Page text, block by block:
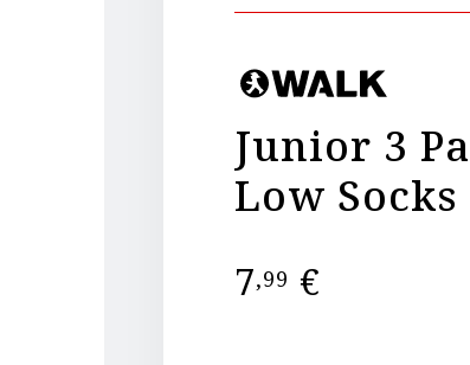
Junior 3
Low Socks
7,99 €